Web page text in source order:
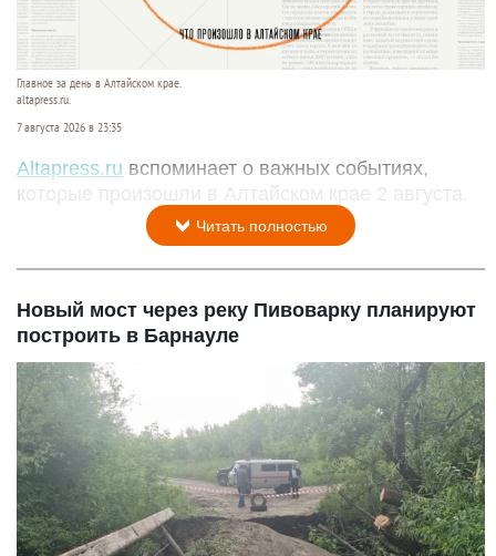
Главное за день в Алтайском крае.
altapress.ru.
7 августа 2026 в 23:35
Altapress.ru вспоминает о важных событиях,
которые произошли в Алтайском крае 2 августа.
Читать полностью
Новый мост через реку Пивоварку планируют
построить в Барнауле